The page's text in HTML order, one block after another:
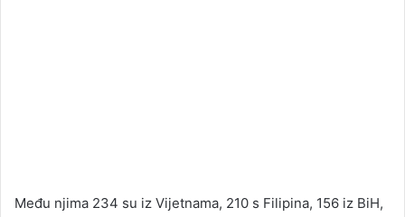
Među njima 234 su iz Vijetnama, 210 s Filipina, 156 iz BiH,